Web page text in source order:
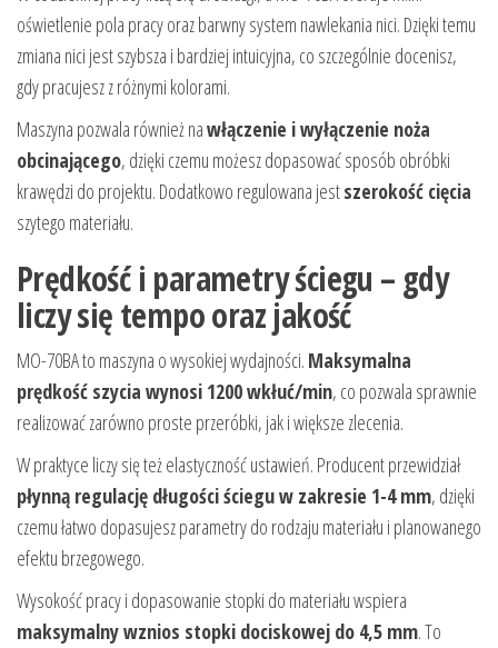
oświetlenie pola pracy oraz barwny system nawlekania nici. Dzięki temu
zmiana nici jest szybsza i bardziej intuicyjna, co szczególnie docenisz,
gdy pracujesz z różnymi kolorami.
Maszyna pozwala również nawłączenie i wyłączenie noża
obcinającego, dzięki czemu możesz dopasować sposób obróbki
krawędzi do projektu. Dodatkowo regulowana jestszerokość cięcia
szytego materiału.
Prędkość i parametry ściegu – gdy
liczy się tempo oraz jakość
MO-70BA to maszyna o wysokiej wydajności. Maksymalna
prędkość szycia wynosi 1200 wkłuć/min, co pozwala sprawnie
realizować zarówno proste przeróbki, jak i większe zlecenia.
W praktyce liczy się też elastyczność ustawień. Producent przewidział
płynną regulację długości ściegu w zakresie 1-4 mm, dzięki
czemu łatwo dopasujesz parametry do rodzaju materiału i planowanego
efektu brzegowego.
Wysokość pracy i dopasowanie stopki do materiału wspiera
maksymalny wznios stopki dociskowej do 4,5 mm. To